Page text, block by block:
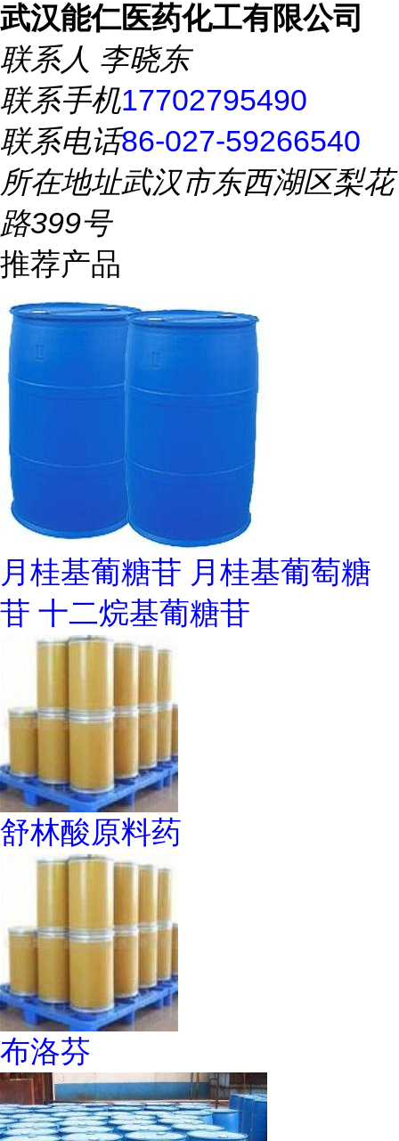
武汉能仁医药化工有限公司
联系人 李晓东
联系手机17702795490
联系电话86-027-59266540
所在地址武汉市东西湖区梨花
路399号
推荐产品
月桂基葡糖苷 月桂基葡萄糖
苷 十二烷基葡糖苷
舒林酸原料药
布洛芬